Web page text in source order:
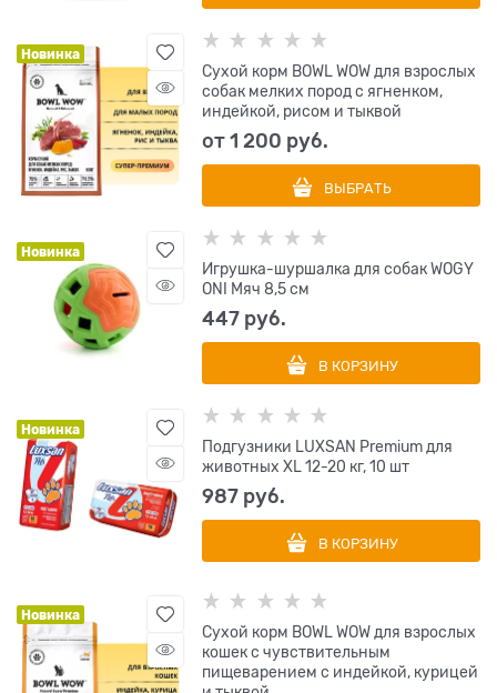
Новинка
Сухой корм BOWL WOW для взрослых
собак мелких пород с ягненком,
индейкой, рисом и тыквой
от1 200 руб.
ВЫБРАТЬ
Новинка
Игрушка-шуршалка для собак WOGY
ONI Мяч 8,5 см
447 руб.
В КОРЗИНУ
Новинка
Подгузники LUXSAN Premium для
животных XL 12-20 кг, 10 шт
987 руб.
В КОРЗИНУ
Новинка
Сухой корм BOWL WOW для взрослых
кошек с чувствительным
пищеварением с индейкой, курицей